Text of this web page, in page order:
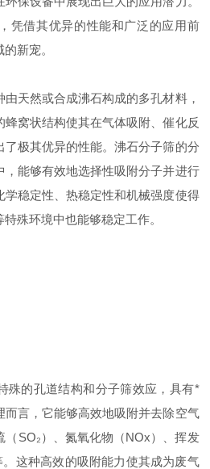
凭借其优异的性能和广泛的应用前
新宠。
天然或合成沸石构成的多孔材料，
窝状结构使其在气体吸附、催化反
了极其优异的性能。沸石分子筛的分
，能够有效地选择性吸附分子并进行
学稳定性、热稳定性和机械强度使得
殊环境中也能够稳定工作。
的孔道结构和分子筛效应，具有*
而言，它能够高效地吸附并去除空气
SO₂）、氮氧化物（NOx）、挥发
这种高效的吸附能力使其成为废气